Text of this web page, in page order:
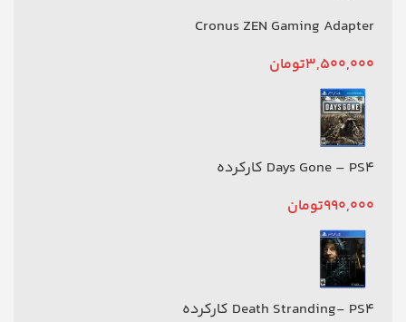
Cronus ZEN Gaming Adapter
3,500,000تومان
Days Gone – PS4 کارکرده
990,000تومان
Death Stranding- PS4 کارکرده